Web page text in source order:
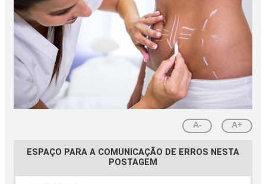
A- A+
ESPAÇO PARA A COMUNICAÇÃO DE ERROS NESTA
POSTAGEM